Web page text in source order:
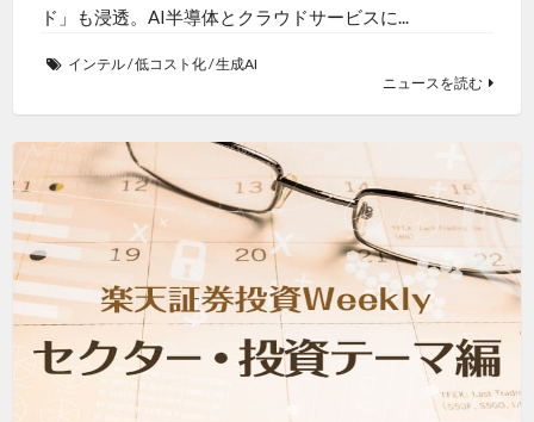
ド」も浸透。AI半導体とクラウドサービスに...
インテル/低コスト化/生成AI
ニュースを読む